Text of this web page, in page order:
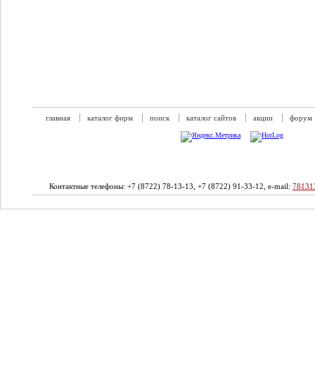
главная каталог фирм поиск каталог сайтов акции форум
Контактные телефоны: +7 (8722) 78-13-13, +7 (8722) 91-33-12, e-mail: